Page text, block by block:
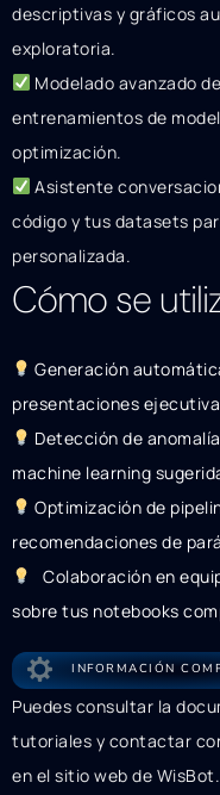
descriptivas y gráficos
exploratoria.
Modelado avanzado
entrenamientos de
optimización.
Asistente
código y tus datasets
personalizada.
Cómo se
Generación
presentaciones
Detección de
machine learning
Optimización de
recomendaciones de
Colaboración en
sobre tus notebooks
INFORMACIÓN
Puedes consultar la
tutoriales y contactar
en el sitio web de WisBot.